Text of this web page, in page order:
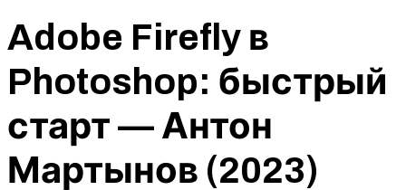
Adobe Firefly в
Photoshop: быстрый
старт — Антон
Мартынов (2023)